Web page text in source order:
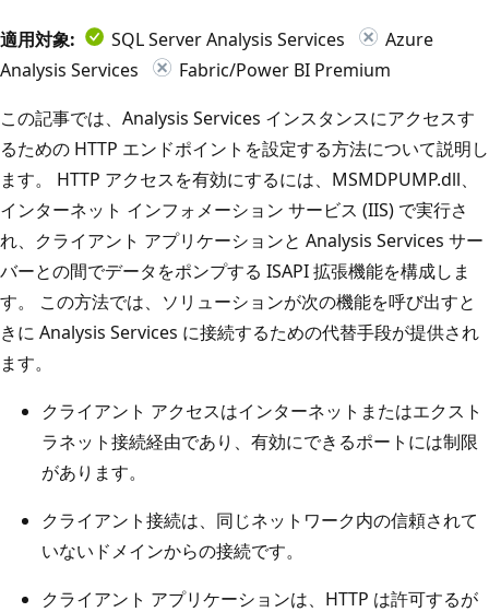
適用対象: SQL Server Analysis Services
Azure
Analysis Services
Fabric/Power BI Premium
この記事では、Analysis Services インスタンスにアクセスす
るための HTTP エンドポイントを設定する方法について説明し
ます。 HTTP アクセスを有効にするには、MSMDPUMP.dll、
インターネット インフォメーション サービス (IIS) で実行さ
れ、クライアント アプリケーションと Analysis Services サー
バーとの間でデータをポンプする ISAPI 拡張機能を構成しま
す。 この方法では、ソリューションが次の機能を呼び出すと
きに Analysis Services に接続するための代替手段が提供され
ます。
クライアント アクセスはインターネットまたはエクスト
ラネット接続経由であり、有効にできるポートには制限
があります。
クライアント接続は、同じネットワーク内の信頼されて
いないドメインからの接続です。
クライアント アプリケーションは、HTTP は許可するが